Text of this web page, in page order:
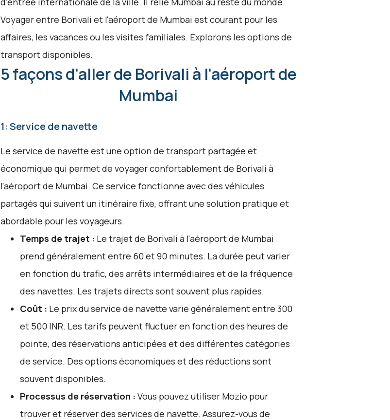
Voyager entre Borivali et l'aéroport de Mumbai est courant pour les
affaires, les vacances ou les visites familiales. Explorons les options de
transport disponibles.
5 façons d'aller de Borivali à l'aéroport de
Mumbai
1: Service de navette
Le service de navette est une option de transport partagée et
économique qui permet de voyager confortablement de Borivali à
l'aéroport de Mumbai. Ce service fonctionne avec des véhicules
partagés qui suivent un itinéraire fixe, offrant une solution pratique et
abordable pour les voyageurs.
Temps de trajet : Le trajet de Borivali à l'aéroport de Mumbai
prend généralement entre 60 et 90 minutes. La durée peut varier
en fonction du trafic, des arrêts intermédiaires et de la fréquence
des navettes. Les trajets directs sont souvent plus rapides.
Coût : Le prix du service de navette varie généralement entre 300
et 500 INR. Les tarifs peuvent fluctuer en fonction des heures de
pointe, des réservations anticipées et des différentes catégories
de service. Des options économiques et des réductions sont
souvent disponibles.
Processus de réservation : Vous pouvez utiliser Mozio pour
trouver et réserver des services de navette. Assurez-vous de